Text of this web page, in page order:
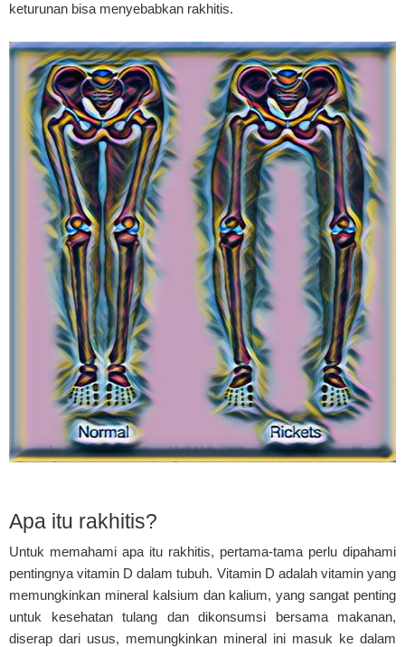
keturunan bisa menyebabkan rakhitis.
Apa itu rakhitis?
Untuk memahami apa itu rakhitis, pertama-tama perlu dipahami
pentingnya vitamin D dalam tubuh. Vitamin D adalah vitamin yang
memungkinkan mineral kalsium dan kalium, yang sangat penting
untuk kesehatan tulang dan dikonsumsi bersama makanan,
diserap dari usus, memungkinkan mineral ini masuk ke dalam